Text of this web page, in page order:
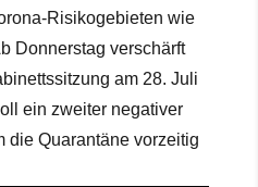
Risikogebieten wie
Donnerstag verschärft
am 28. Juli
ein zweiter negativer
die Quarantäne vorzeitig